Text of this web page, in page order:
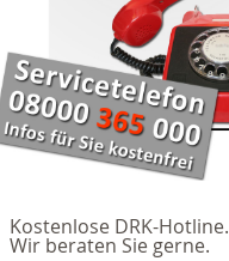
Kostenlose DRK-Hotline.
Wir beraten Sie gerne.